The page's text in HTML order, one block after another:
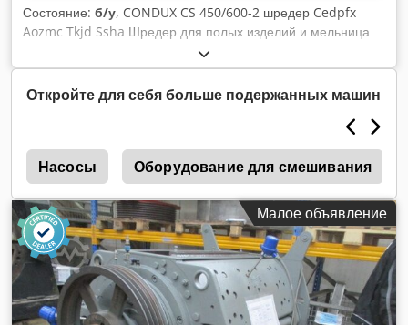
Состояние: б/у, CONDUX CS 450/600-2 шредер Cedpfx
Aozmc Tkjd Ssha Шредер для полых изделий и мельница
вторичного измельчения предварительно дроблёного
материала. Диаметр ротора: 450 мм Ширина ротора: 600
мм 5 роторных ножей (косой рез), 2 статорных ножа
Приводной двигатель: 22 кВт
Откройте для себя больше подержанных машин
Насосы Оборудование для смешивания
Малое объявление